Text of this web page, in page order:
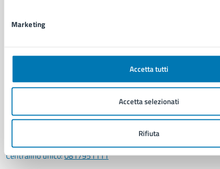
Marketing
Accetta tutti
Accetta selezionati
Rifiuta
P. IVA: 01207650639
PEC:urp@pec.comune.napoli.it
Centralino unico:0817951111